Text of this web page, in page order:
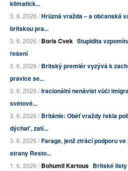
klimatick...
3. 6. 2026 /Hrůzná vražda – a občanská
britskou pra...
3. 6. 2026 /Boris Cvek Stupidita
řešení
3. 6. 2026 /Britský premiér vyzývá k
pravice se...
3. 6. 2026 /Iracionální nenávist vůči
světové...
3. 6. 2026 /Británie: Oběť vraždy řekla
dýchat', zatí...
3. 6. 2026 /Farage, jenž ztrácí podporu
strany Resto...
1. 6. 2026 /Bohumil Kartous Britské